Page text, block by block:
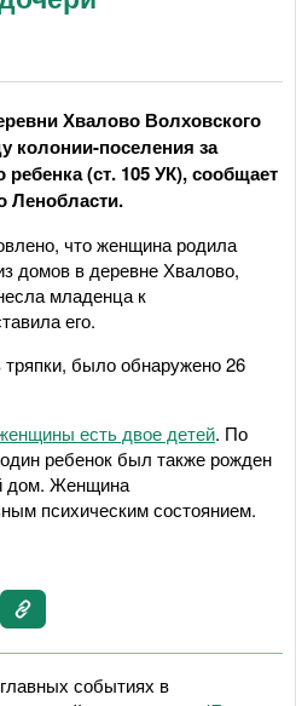
Хвалово Волховского
колонии-поселения за
(ст. 105 УК), сообщает
Ленобласти.
что женщина родила
домов в деревне Хвалово,
младенца к
его.
было обнаружено 26
есть двое детей. По
ребенок был также рожден
дом. Женщина
психическим состоянием.
событиях в